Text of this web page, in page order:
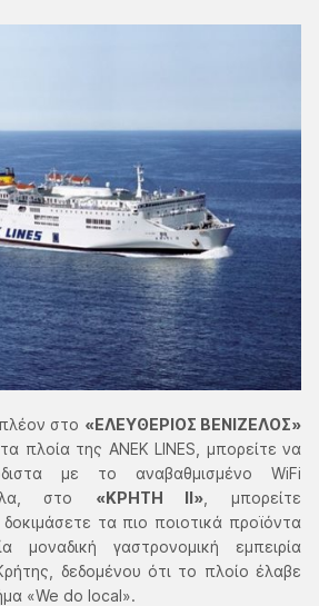
στο «ΕΛΕΥΘΕΡΙΟΣ ΒΕΝΙΖΕΛΟΣ»
πλοία της ΑΝΕΚ LINES, μπορείτε να
με το αναβαθμισμένο WiFi
στο «ΚΡΗΤΗ ΙΙ» , μπορείτε
τα πιο ποιοτικά προϊόντα
μοναδική γαστρονομική εμπειρία
δεδομένου ότι το πλοίο έλαβε
«We do local».